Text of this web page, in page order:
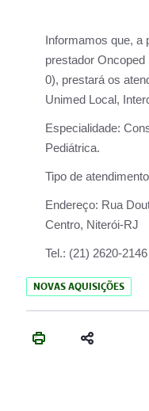
Informamos que, a
prestador Oncoped
0), prestará os
Unimed Local,
Especialidade:
Pediátrica.
Tipo de
Endereço: Rua
Centro, Niterói-RJ
Tel.: (21) 2620-2146
NOVAS AQUISIÇÕES